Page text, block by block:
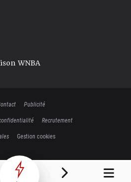
WNBA
Publicité
Recrutement
Gestion cookies